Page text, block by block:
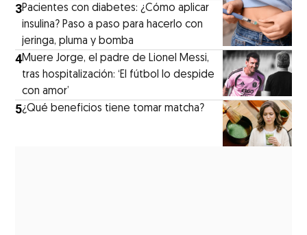
3Pacientes con diabetes: ¿Cómo aplicar
insulina? Paso a paso para hacerlo con
jeringa, pluma y bomba
4Muere Jorge, el padre de Lionel Messi,
tras hospitalización: ‘El fútbol lo despide
con amor’
5¿Qué beneficios tiene tomar matcha?